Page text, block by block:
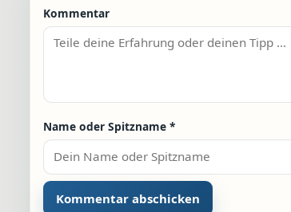
Kommentar
Name oder Spitzname *